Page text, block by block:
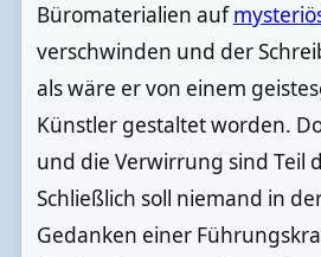
Büromaterialien auf
verschwinden und der
als wäre er von einem
Künstler gestaltet worden.
und die Verwirrung sind Teil
Schließlich soll niemand in
Gedanken einer